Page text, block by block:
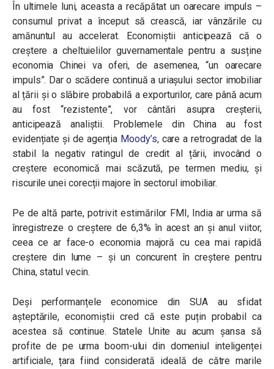
În ultimele luni, aceasta a recăpătat un oarecare impuls –
consumul privat a început să crească, iar vânzările cu
amănuntul au accelerat. Economiștii anticipează că o
creștere a cheltuielilor guvernamentale pentru a susține
economia Chinei va oferi, de asemenea, “un oarecare
impuls”. Dar o scădere continuă a uriașului sector imobiliar
al țării și o slăbire probabilă a exporturilor, care până acum
au fost “rezistente”, vor cântări asupra creșterii,
anticipează analiștii. Problemele din China au fost
evidențiate și de agenția Moody’s, care a retrogradat de la
stabil la negativ ratingul de credit al țării, invocând o
creștere economică mai scăzută, pe termen mediu, și
riscurile unei corecții majore în sectorul imobiliar.
Pe de altă parte, potrivit estimărilor FMI, India ar urma să
înregistreze o creștere de 6,3% în acest an și anul viitor,
ceea ce ar face-o economia majoră cu cea mai rapidă
creștere din lume – și un concurent în creștere pentru
China, statul vecin.
Deși performanțele economice din SUA au sfidat
așteptările, economiștii cred că este puțin probabil ca
acestea să continue. Statele Unite au acum șansa să
profite de pe urma boom-ului din domeniul inteligenței
artificiale, țara fiind considerată ideală de către marile